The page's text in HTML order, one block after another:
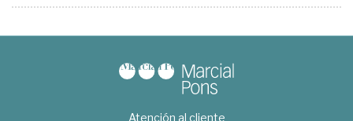
Atención al cliente